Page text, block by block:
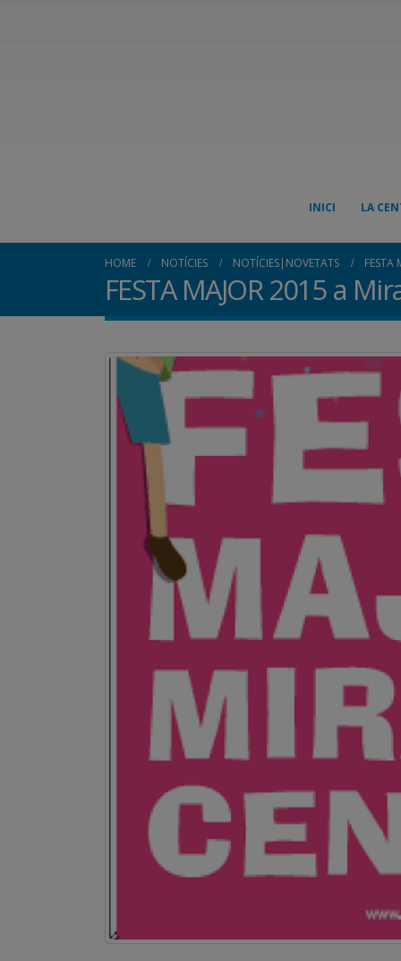
INICI LA
HOME NOTÍCIES NOTÍCIES|NOVETATS FESTA
FESTA MAJOR 2015 a